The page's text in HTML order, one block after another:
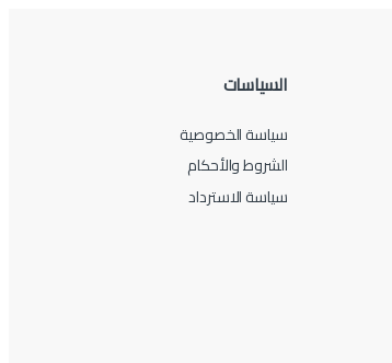
السياسات
سياسة الخصوصية
الشروط والأحكام
سياسة الاسترداد